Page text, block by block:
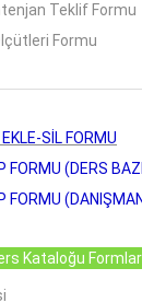
Teklif Formu
Formu
SİL FORMU
FORMU (DERS
FORMU
Kataloğu